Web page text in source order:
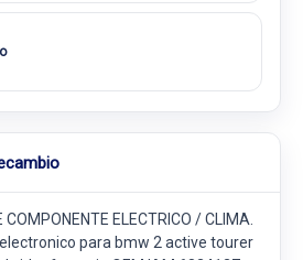
ELECTRICO / CLIMA.
para bmw 2 active tourer